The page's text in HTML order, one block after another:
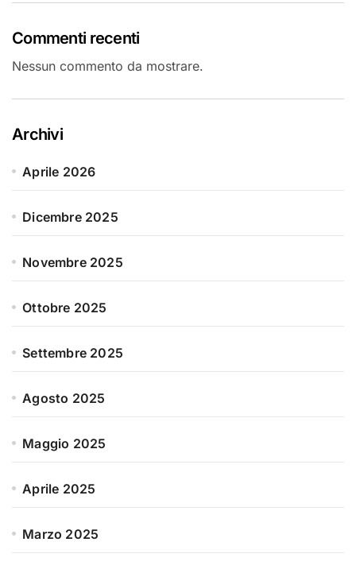
Commenti recenti
Nessun commento da mostrare.
Archivi
Aprile 2026
Dicembre 2025
Novembre 2025
Ottobre 2025
Settembre 2025
Agosto 2025
Maggio 2025
Aprile 2025
Marzo 2025